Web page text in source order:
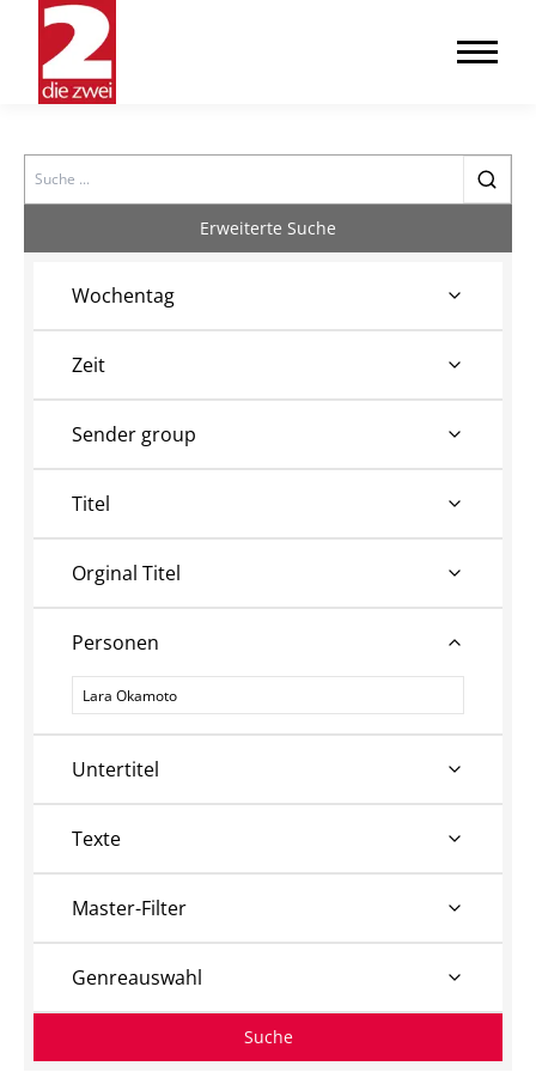
Search
Erweiterte Suche
Wochentag
Zeit
Sender group
Titel
Orginal Titel
Personen
Personen
Untertitel
Texte
Master-Filter
Genreauswahl
Suche